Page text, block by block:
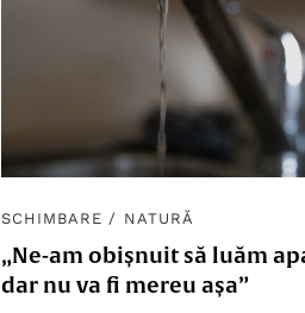
SCHIMBARE / NATURĂ
„Ne-am obișnuit să luăm
dar nu va fi mereu așa”